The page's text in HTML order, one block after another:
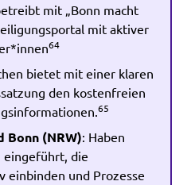
mit „Bonn macht
mit aktiver
64
bietet mit einer klaren
den kostenfreien
65
Bonn (NRW): Haben
eingeführt, die
einbinden und Prozesse